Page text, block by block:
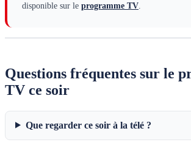
disponible sur le programme TV
Questions fréquentes sur le
TV ce soir
Que regarder ce soir à la télé ?